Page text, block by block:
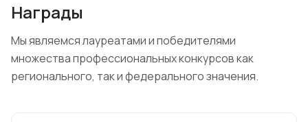
Награды
Мы являемся лауреатами и победителями
множества профессиональных конкурсов как
регионального, так и федерального значения.